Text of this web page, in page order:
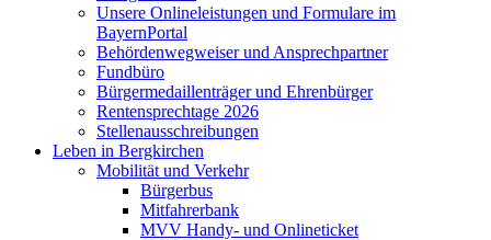
Unsere Onlineleistungen und Formulare im
BayernPortal
Behördenwegweiser und Ansprechpartner
Fundbüro
Bürgermedaillenträger und Ehrenbürger
Rentensprechtage 2026
Stellenausschreibungen
Leben in Bergkirchen
Mobilität und Verkehr
Bürgerbus
Mitfahrerbank
MVV Handy- und Onlineticket